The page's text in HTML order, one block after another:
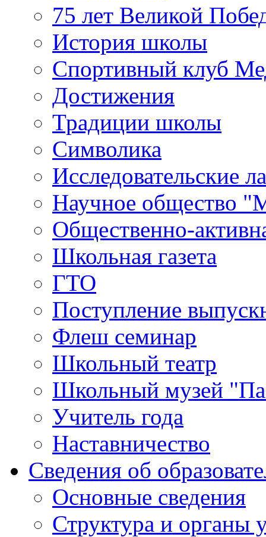
75 лет Великой
История школы
Спортивный клуб
Достижения
Традиции школы
Символика
Исследовательские
Научное общество
Общественно-
Школьная газета
ГТО
Поступление
Флеш семинар
Школьный театр
Школьный музей
Учитель года
Наставничество
Сведения об
Основные сведения
Структура и органы